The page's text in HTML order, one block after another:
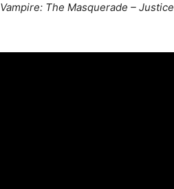
Vampire: The Masquerade – Justice